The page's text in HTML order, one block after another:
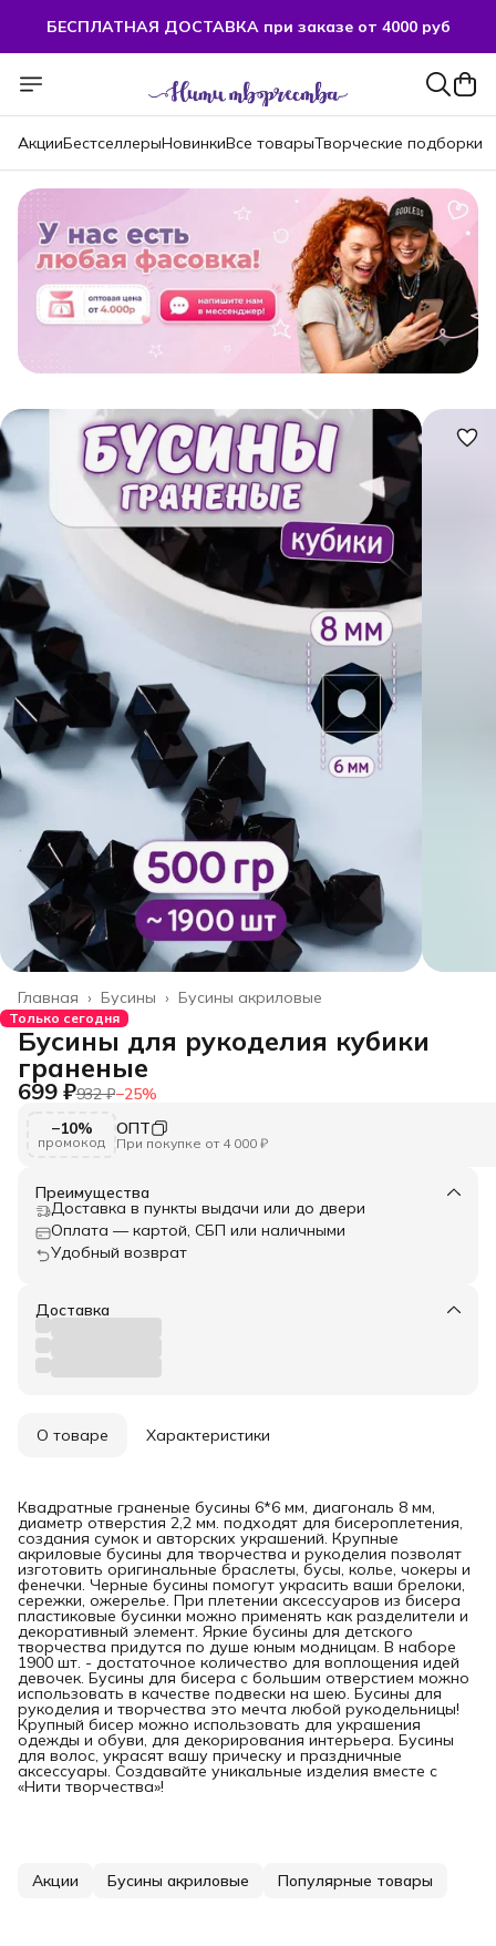
БЕСПЛАТНАЯ ДОСТАВКА при заказе от 4000 руб
БЕСПЛАТНАЯ ДОСТАВКА при заказе от 4000 руб
АкцииБестселлерыНовинкиВсе товарыТворческие подборки
Бусины акриловые
Бусины ›
Главная ›
Только сегодня
Бусины для рукоделия кубики
граненые
699 ₽932 ₽−25%
−10%
промокод
ОПТ
При покупке от 4 000 ₽
Преимущества
Доставка в пункты выдачи или до двери
Оплата — картой, СБП или наличными
Удобный возврат
Доставка
О товаре Характеристики
Квадратные граненые бусины 6*6 мм, диагональ 8 мм,
диаметр отверстия 2,2 мм. подходят для бисероплетения,
создания сумок и авторских украшений. Крупные
акриловые бусины для творчества и рукоделия позволят
изготовить оригинальные браслеты, бусы, колье, чокеры и
фенечки. Черные бусины помогут украсить ваши брелоки,
сережки, ожерелье. При плетении аксессуаров из бисера
пластиковые бусинки можно применять как разделители и
декоративный элемент. Яркие бусины для детского
творчества придутся по душе юным модницам. В наборе
1900 шт. - достаточное количество для воплощения идей
девочек. Бусины для бисера с большим отверстием можно
использовать в качестве подвески на шею. Бусины для
рукоделия и творчества это мечта любой рукодельницы!
Крупный бисер можно использовать для украшения
одежды и обуви, для декорирования интерьера. Бусины
для волос, украсят вашу прическу и праздничные
аксессуары. Создавайте уникальные изделия вместе с
«Нити творчества»!
Акции Бусины акриловые Популярные товары